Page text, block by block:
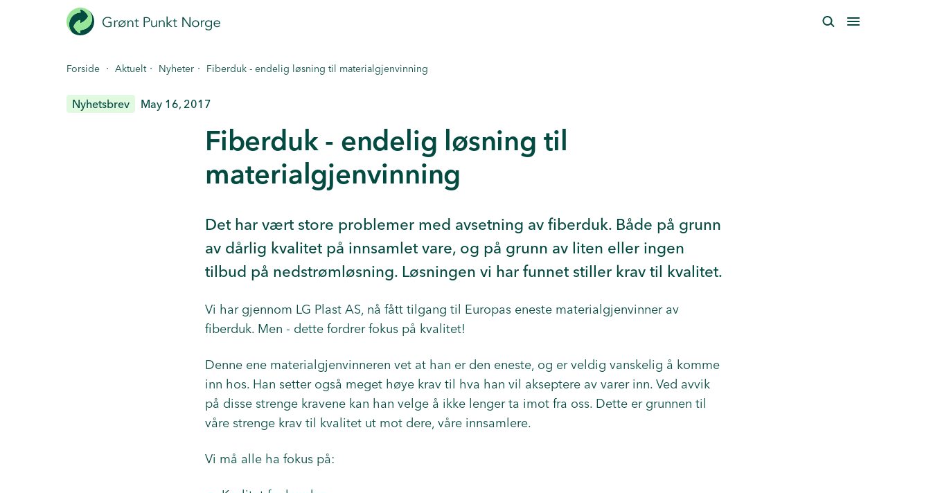
Forside · Aktuelt · Nyheter · Fiberduk - endelig løsning til materialgjenvinning
Nyhetsbrev May 16, 2017
Fiberduk - endelig løsning til
materialgjenvinning
Det har vært store problemer med avsetning av fiberduk. Både på grunn
av dårlig kvalitet på innsamlet vare, og på grunn av liten eller ingen
tilbud på nedstrømløsning. Løsningen vi har funnet stiller krav til kvalitet.
Vi har gjennom LG Plast AS, nå fått tilgang til Europas eneste materialgjenvinner av
fiberduk. Men - dette fordrer fokus på kvalitet!
Denne ene materialgjenvinneren vet at han er den eneste, og er veldig vanskelig å komme
inn hos. Han setter også meget høye krav til hva han vil akseptere av varer inn. Ved avvik
på disse strenge kravene kan han velge å ikke lenger ta imot fra oss. Dette er grunnen til
våre strenge krav til kvalitet ut mot dere, våre innsamlere.
Vi må alle ha fokus på: